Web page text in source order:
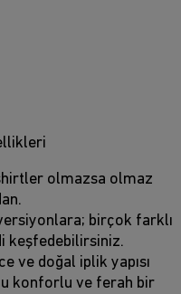
olmazsa olmaz
birçok farklı
keşfedebilirsiniz.
ve doğal iplik yapısı
konforlu ve ferah bir